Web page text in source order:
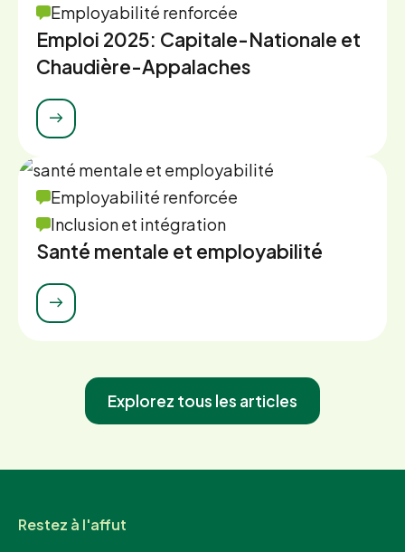
Employabilité renforcée
Emploi 2025: Capitale-Nationale et
Chaudière-Appalaches
Employabilité renforcée
Inclusion et intégration
Santé mentale et employabilité
Explorez tous les articles
Restez à l'affut